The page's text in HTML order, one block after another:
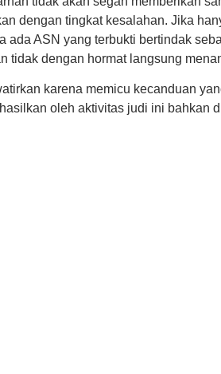
dengan tingkat kesalahan. Jika
ASN yang terbukti bertindak
tidak dengan hormat langsung
karena memicu kecanduan
oleh aktivitas judi ini bahkan